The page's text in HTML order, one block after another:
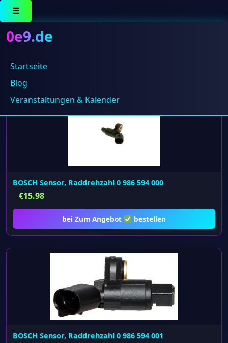
☰
0e9.de
Startseite
Blog
Veranstaltungen & Kalender
BOSCH Sensor, Raddrehzahl 0 986 594 000
€15.98
bei Zum Angebot bestellen
BOSCH Sensor, Raddrehzahl 0 986 594 001